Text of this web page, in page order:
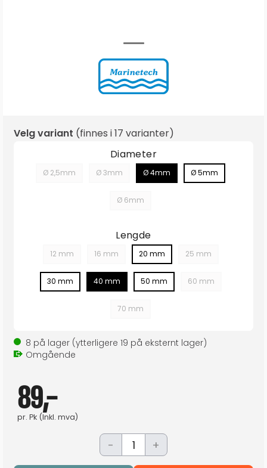
Velg variant (finnes i17 varianter)
Diameter
Ø 2,5mm Ø 3mm Ø 4mm Ø 5mm
Ø 6mm
Lengde
12 mm 16 mm 20 mm 25 mm
30 mm 40 mm 50 mm 60 mm
70 mm
8 på lager (ytterligere 19 på eksternt lager)
Omgående
89,-
pr. Pk (Inkl. mva)
- +